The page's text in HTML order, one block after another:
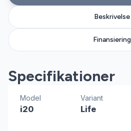
Beskrivelse
Finansiering
Specifikationer
Model
i20
Variant
Life